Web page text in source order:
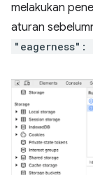
melakukan
aturan
"eagerness":